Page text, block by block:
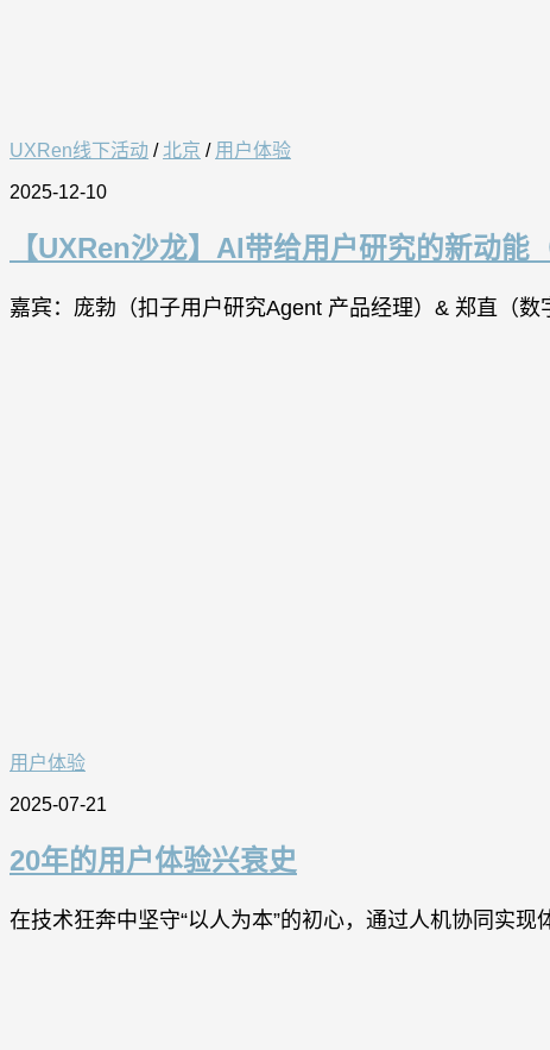
UXRen线下活动 /北京 / 用户体验
2025-12-10
【UXRen沙龙】AI带给用户研究的新动能
嘉宾：庞勃（扣子用户研究Agent 产品经理）& 郑直（数
用户体验
2025-07-21
20年的用户体验兴衰史
在技术狂奔中坚守“以人为本”的初心，通过人机协同实现